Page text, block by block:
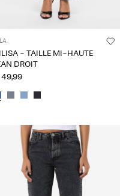
- TAILLE MI-HAUTE
DROIT